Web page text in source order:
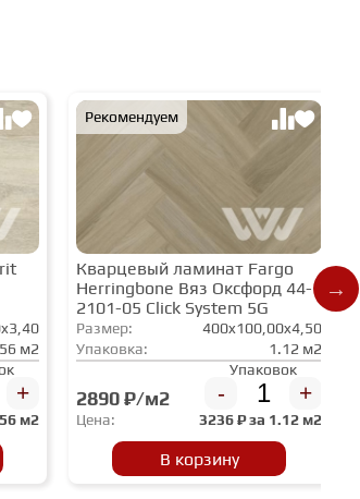
м2
+
м2
Рекомендуем
Кварцевый ламинат Fargo
Herringbone Вяз Оксфорд 44-
2101-05 Click System 5G
Размер:
400x100,00x4,50
Упаковка:
1.12 м2
2890 ₽/м2
Упаковок
- +
Цена: 3236₽ за 1.12 м2
В корзину